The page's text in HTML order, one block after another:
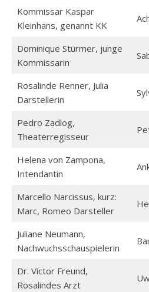
Kommissar Kaspar
Kleinhans, genannt KK
Dominique Stürmer, junge
Kommissarin
Rosalinde Renner, Julia
Darstellerin
Pedro Zadlog,
Theaterregisseur
Helena von Zampona,
Intendantin
Marcello Narcissus, kurz:
Marc, Romeo Darsteller
Juliane Neumann,
Nachwuchsschauspielerin
Dr. Victor Freund,
Rosalindes Arzt